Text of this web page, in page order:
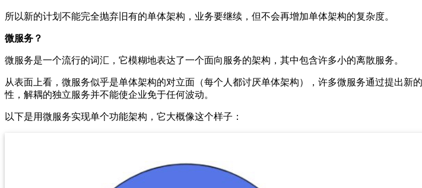
所以新的计划不能完全抛弃旧有的单体架构，业务要继续，但不会再增加单体架构的复杂度。
微服务？
微服务是一个流行的词汇，它模糊地表达了一个面向服务的架构，其中包含许多小的离散服务。
从表面上看，微服务似乎是单体架构的对立面（每个人都讨厌单体架构），许多微服务通过提出
性，解耦的独立服务并不能使企业免于任何波动。
以下是用微服务实现单个功能架构，它大概像这个样子：